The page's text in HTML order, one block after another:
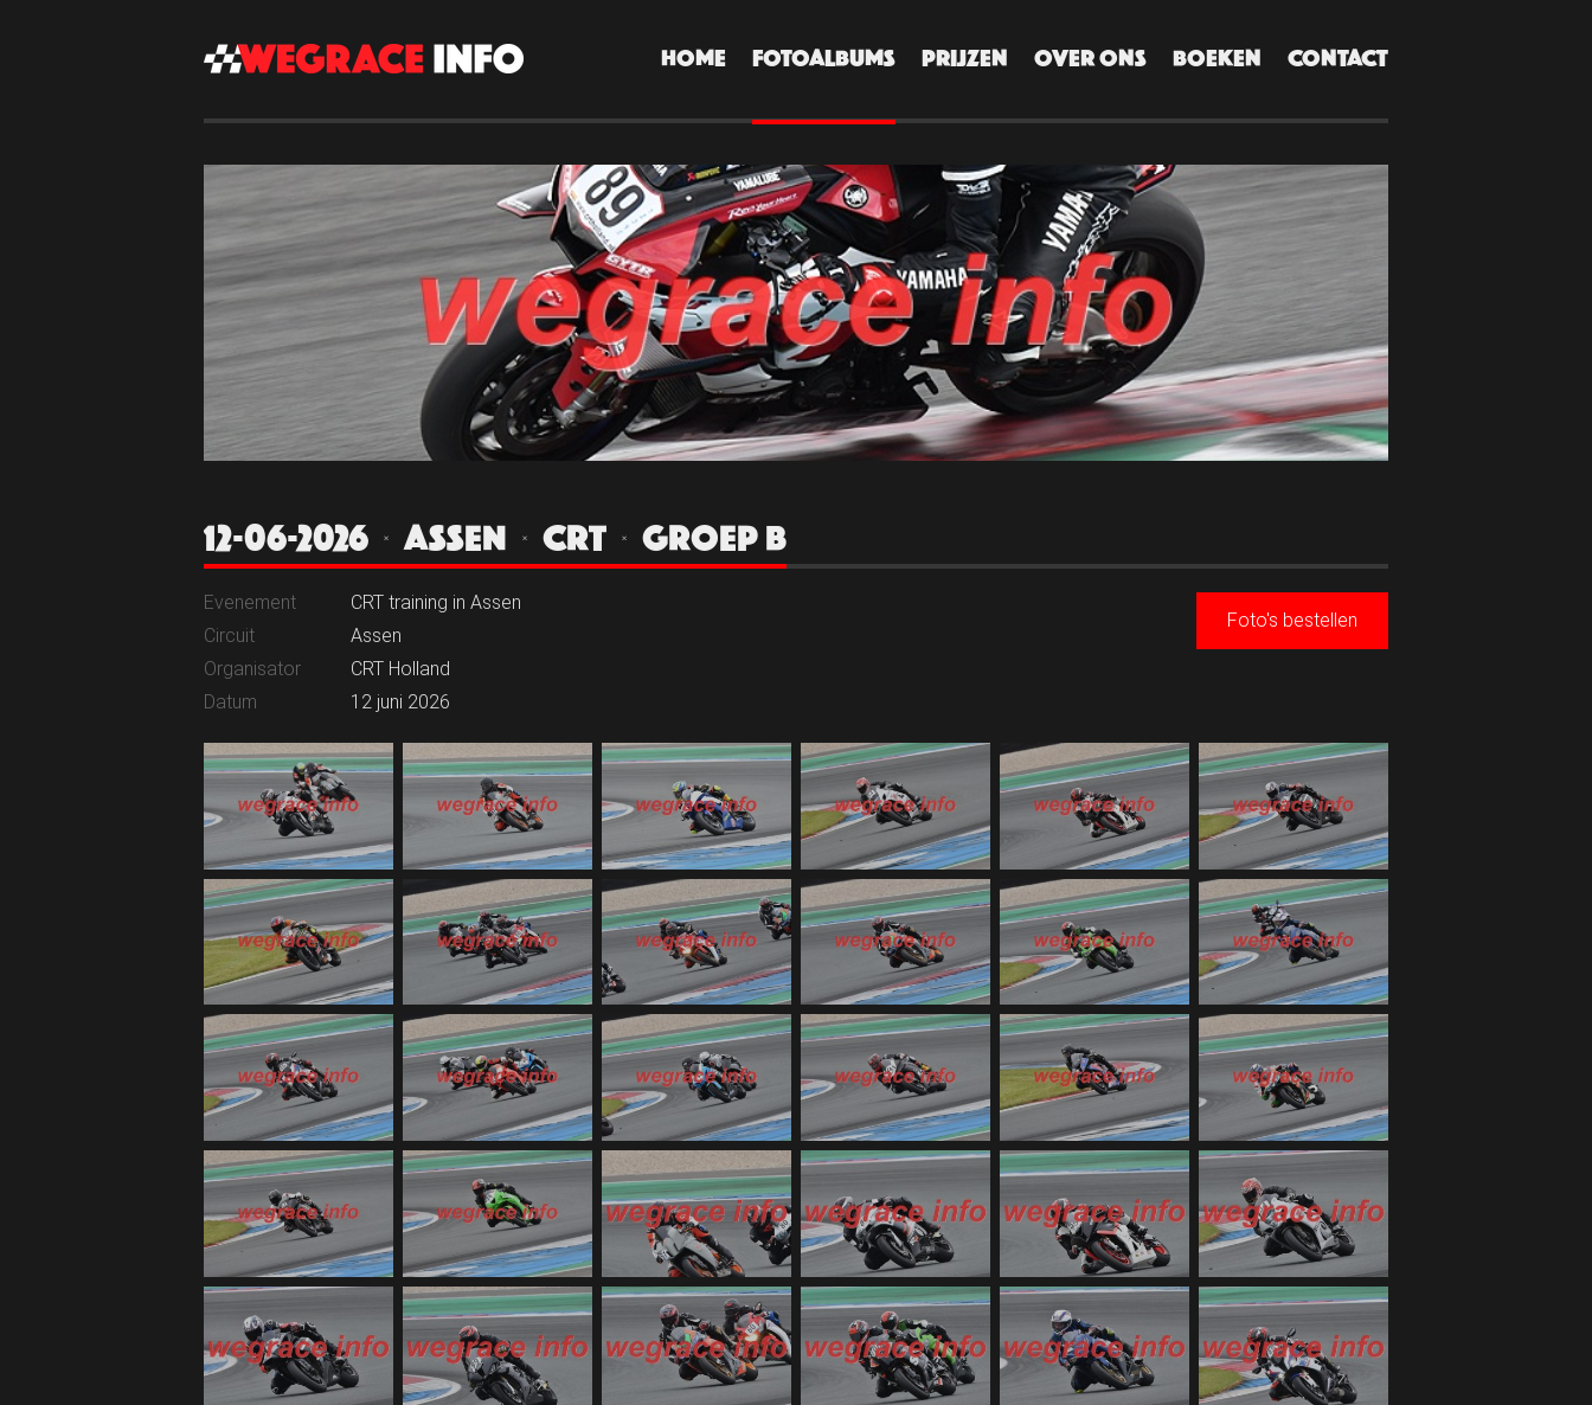
HOME FOTOALBUMS PRIJZEN OVER ONS BOEKEN CONTACT
12-06-2026 | ASSEN | CRT | GROEP B
Foto's bestellen
Evenement
CRT training in Assen
Circuit
Assen
Organisator
CRT Holland
Datum
12 juni 2026